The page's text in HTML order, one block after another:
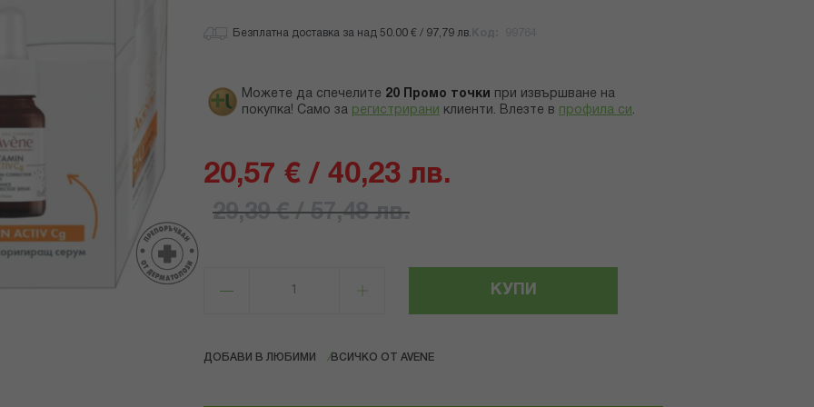
Безплатна доставка за над 50.00 € / 97,79 лв.
Можете да спечелите 20 Промо точки
при извършване на
покупка! Само за регистрирани клиенти. Влезте в профила си .
20,57 € / 40,23 лв.
29,39 € / 57,48 лв.
КУПИ
ДОБАВИ В ЛЮБИМИ ВСИЧКО ОТ AVENE